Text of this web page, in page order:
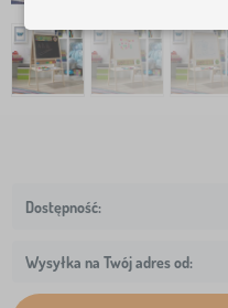
Wysyłka na Twój adres od: